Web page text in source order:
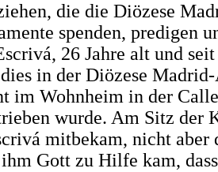
die die Diözese
spenden,
26 Jahre alt und
in der Diözese
Wohnheim in der
wurde. Am Sitz der
mitbekam, nicht
Gott zu Hilfe kam,